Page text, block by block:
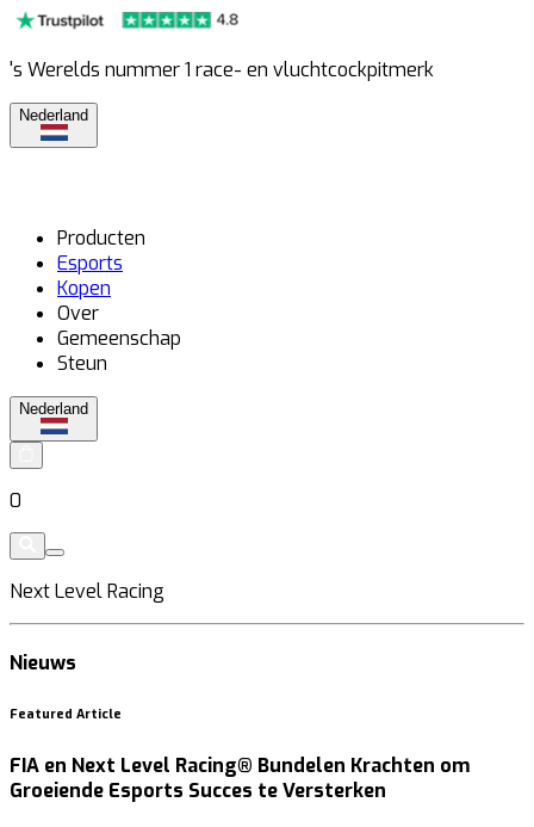
's Werelds nummer 1 race- en vluchtcockpitmerk
Nederland
Producten
Esports
Kopen
Over
Gemeenschap
Steun
Nederland
0
Next Level Racing
Nieuws
Featured Article
FIA en Next Level Racing® Bundelen Krachten om
Groeiende Esports Succes te Versterken